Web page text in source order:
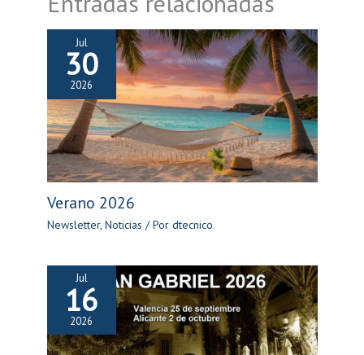
Jul
30
2026
Verano 2026
Newsletter, Noticias / Por dtecnico
Jul
16
2026